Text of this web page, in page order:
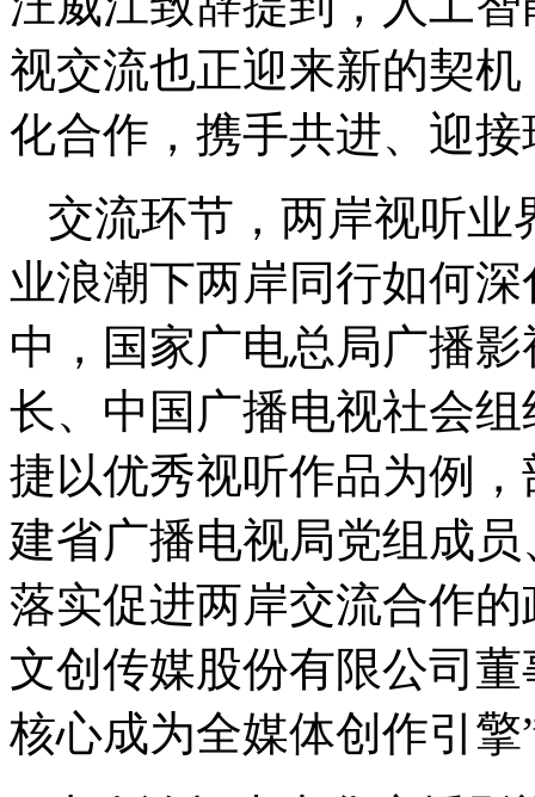
视交流也正迎来新的契
化合作，携手共进、迎
交流环节，两岸视听业
业浪潮下两岸同行如何
中，国家广电总局广播
长、中国广播电视社会
捷以优秀视听作品为例
建省广播电视局党组成
落实促进两岸交流合作
文创传媒股份有限公司
核心成为全媒体创作引